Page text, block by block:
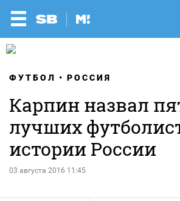
ФУТБОЛ РОССИЯ
Карпин назвал
лучших
истории России
03 августа 2016 11:45